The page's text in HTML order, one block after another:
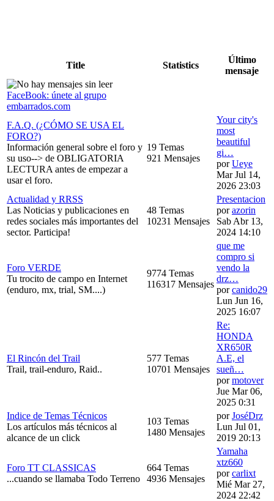
Title Statistics
Último
mensaje
FaceBook: únete al grupo
embarrados.com
F.A.Q. (¿CÓMO SE USA EL
FORO?)
Información general sobre el foro y
su uso--> de OBLIGATORIA
LECTURA antes de empezar a
usar el foro.
19 Temas
921 Mensajes
Your city's
most
beautiful
gi…
porUeye
Mar Jul 14,
2026 23:03
Actualidad y RRSS
Las Noticias y publicaciones en
redes sociales más importantes del
sector. Participa!
48 Temas
10231 Mensajes
Presentacion
porazorin
Sab Abr 13,
2024 14:10
Foro VERDE
Tu trocito de campo en Internet
(enduro, mx, trial, SM....)
9774 Temas
116317 Mensajes
que me
compro si
vendo la
drz…
porcanido29
Lun Jun 16,
2025 16:07
El Rincón del Trail
Trail, trail-enduro, Raid..
577 Temas
10701 Mensajes
Re:
HONDA
XR650R
A.E, el
sueñ…
pormotover
Jue Mar 06,
2025 0:31
Indice de Temas Técnicos
Los artículos más técnicos al
alcance de un click
103 Temas
1480 Mensajes
porJoséDrz
Lun Jul 01,
2019 20:13
Foro TT CLASSICAS
...cuando se llamaba Todo Terreno
664 Temas
4936 Mensajes
Yamaha
xtz660
porcarlixt
Mié Mar 27,
2024 22:42